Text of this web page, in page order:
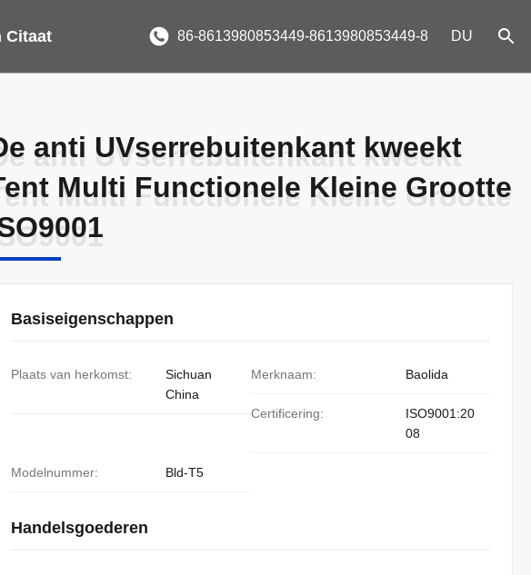
Citaat 86-8613980853449-8613980853449-8 DU
anti UVserrebuitenkant kweekt
Multi Functionele Kleine Grootte
anti UVserrebuitenkant kweekt
Multi Functionele Kleine Grootte
Basiseigenschappen
Plaats van herkomst:
Sichuan
China
Merknaam: Baolida
Certificering:
ISO9001:20
08
Modelnummer: Bld-T5
Handelsgoederen